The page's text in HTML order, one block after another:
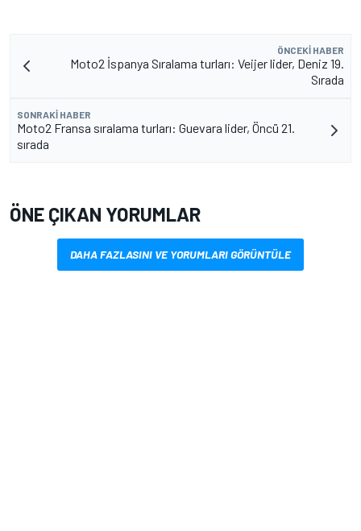
ÖNCEKI HABER
Moto2 İspanya Sıralama turları: Veijer lider, Deniz 19.
Sırada
SONRAKI HABER
Moto2 Fransa sıralama turları: Guevara lider, Öncü 21.
sırada
ÖNE ÇIKAN YORUMLAR
DAHA FAZLASINI VE YORUMLARI GÖRÜNTÜLE